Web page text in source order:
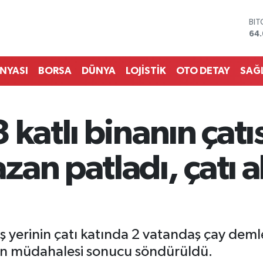
BORSA DÜNYA LOJİSTİK OTO DETAY
katlı binanın
patladı, çatı
yerinin çatı katında 2 vatandaş çay
müdahalesi sonucu söndürüldü.